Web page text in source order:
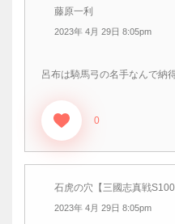
藤原一利
2023年 4月 29日 8:05pm
呂布は騎馬弓の名手なんで納
0
石虎の穴【三國志真戦S100
2023年 4月 29日 8:05pm